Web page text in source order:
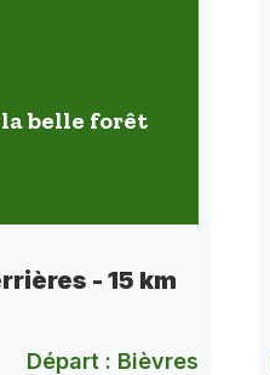
belle forêt
- 15 km
Départ : Bièvres